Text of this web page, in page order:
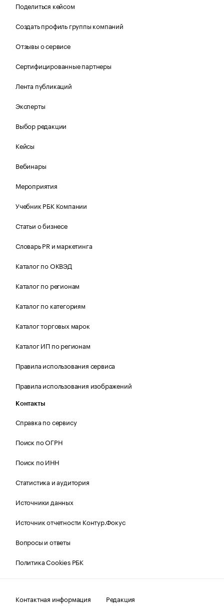
Поделиться кейсом
Создать профиль группы компаний
Отзывы о сервисе
Сертифицированные партнеры
Лента публикаций
Эксперты
Выбор редакции
Кейсы
Вебинары
Мероприятия
Учебник РБК Компании
Статьи о бизнесе
Словарь PR и маркетинга
Каталог по ОКВЭД
Каталог по регионам
Каталог по категориям
Каталог торговых марок
Каталог ИП по регионам
Правила использования сервиса
Правила использования изображений
Контакты
Справка по сервису
Поиск по ОГРН
Поиск по ИНН
Статистика и аудитория
Источники данных
Источник отчетности Контур.Фокус
Вопросы и ответы
Политика Cookies РБК
Контактная информация
Редакция